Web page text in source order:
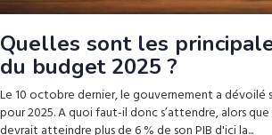
Quelles sont les
du budget 2025 ?
Le 10 octobre dernier, le gouvernement a
pour 2025. A quoi faut-il donc s’attendre, alors